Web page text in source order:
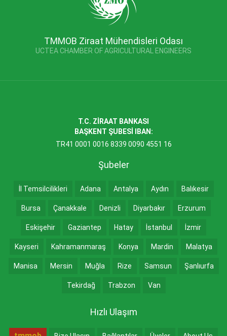
TMMOB Ziraat Mühendisleri Odası
UCTEA CHAMBER OF AGRICULTURAL ENGINEERS
T.C. ZİRAAT BANKASI
BAŞKENT ŞUBESİ IBAN:
TR41 0001 0016 8339 0090 4551 16
Şubeler
İl Temsilcilikleri Adana Antalya Aydın Balıkesir
Bursa Çanakkale Denizli Diyarbakır Erzurum
Eskişehir Gaziantep Hatay İstanbul İzmir
Kayseri Kahramanmaraş Konya Mardin Malatya
Manisa Mersin Muğla Rize Samsun Şanlıurfa
Tekirdağ Trabzon Van
Hızlı Ulaşım